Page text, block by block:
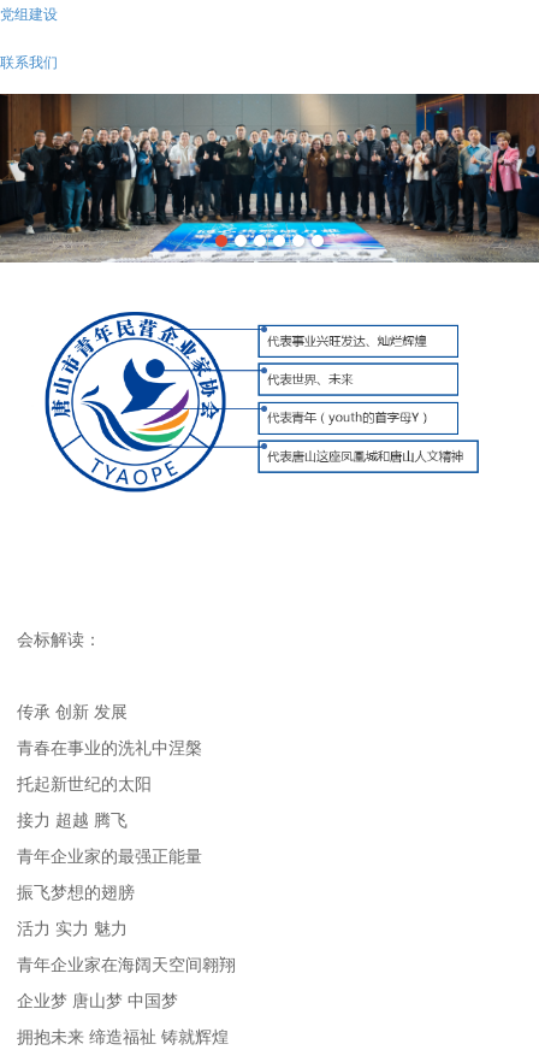
党组建设
联系我们
会标解读：
传承 创新 发展
青春在事业的洗礼中涅槃
托起新世纪的太阳
接力 超越 腾飞
青年企业家的最强正能量
振飞梦想的翅膀
活力 实力 魅力
青年企业家在海阔天空间翱翔
企业梦 唐山梦 中国梦
拥抱未来 缔造福祉 铸就辉煌